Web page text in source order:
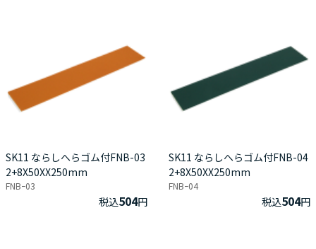
SK11 ならしへらゴム付FNB-03
2+8X50XX250mm
FNBｰ03
税込504円
SK11 ならしへらゴム付FNB-04
2+8X50XX250mm
FNBｰ04
税込504円